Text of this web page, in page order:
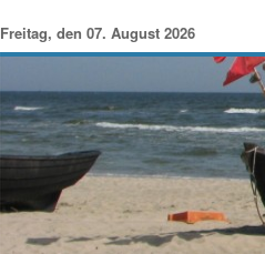
Freitag, den 07. August 2026